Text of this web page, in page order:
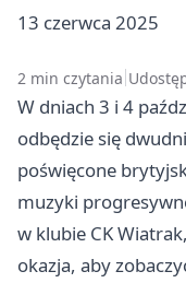
13 czerwca 2025
2 min czytania
W dniach 3 i 4
odbędzie się
poświęcone
muzyki
w klubie CK
okazja, aby